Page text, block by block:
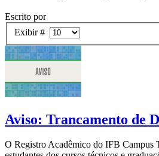
Escrito por
Exibir #
Aviso: Trancamento de
O Registro Acadêmico do IFB Campus